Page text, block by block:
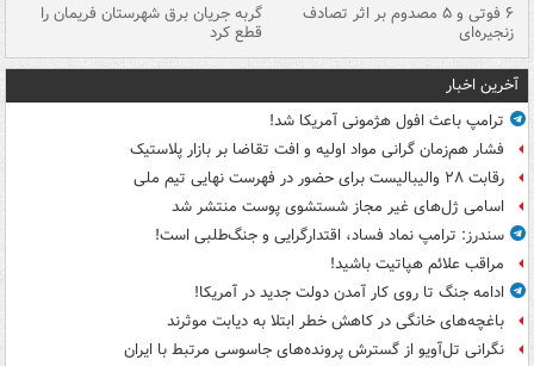
۶ فوتی و ۵ مصدوم بر اثر تصادف
زنجیره‌ای
گربه جریان برق شهرستان فریمان را
قطع کرد
آخرین اخبار
ترامپ باعث افول هژمونی آمریکا شد!
فشار هم‌زمان گرانی مواد اولیه و افت تقاضا بر بازار پلاستیک
رقابت ۲۸ والیبالیست برای حضور در فهرست نهایی تیم ملی
اسامی ژل‌های غیر مجاز شستشوی پوست منتشر شد
سندرز: ترامپ نماد فساد، اقتدارگرایی و جنگ‌طلبی است!
مراقب علائم هپاتیت باشید!
ادامه جنگ تا روی کار آمدن دولت جدید در آمریکا!
باغچه‌های خانگی در کاهش خطر ابتلا به دیابت موثرند
نگرانی تل‌آویو از گسترش پرونده‌های جاسوسی مرتبط با ایران